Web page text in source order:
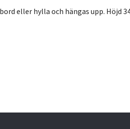
eller hylla och hängas upp. Höjd